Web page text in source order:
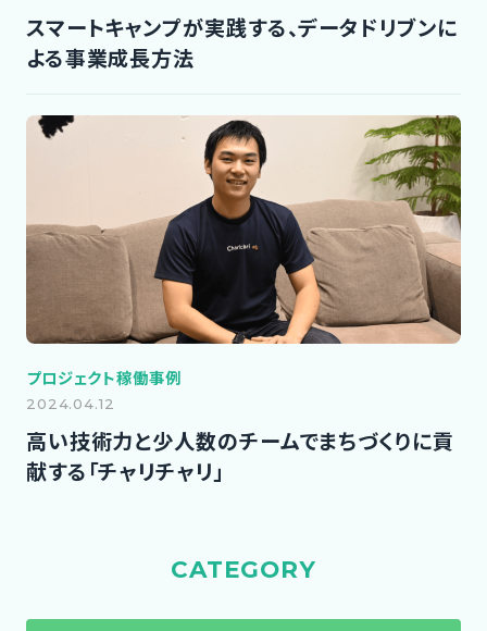
スマートキャンプが実践する、データドリブンに
よる事業成長方法
プロジェクト稼働事例
2024.04.12
高い技術力と少人数のチームでまちづくりに貢
献する「チャリチャリ」
CATEGORY